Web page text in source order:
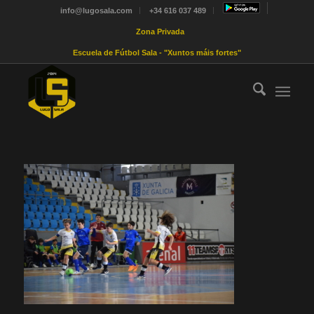
info@lugosala.com +34 616 037 489
Zona Privada
Escuela de Fútbol Sala - "Xuntos máis fortes"